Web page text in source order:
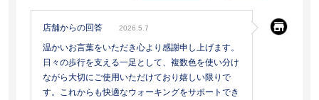
店舗からの回答 2026.5.7
温かいお言葉をいただき心より感謝申し上げます。
日々の歩行を支える一足として、複数色を使い分け
ながら大切にご使用いただけており嬉しい限りで
す。これからも快適なウォーキングをサポートでき